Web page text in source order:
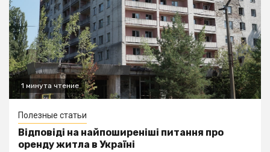
1 минута чтение
Полезные статьи
Відповіді на найпоширеніші питання про
оренду житла в Україні